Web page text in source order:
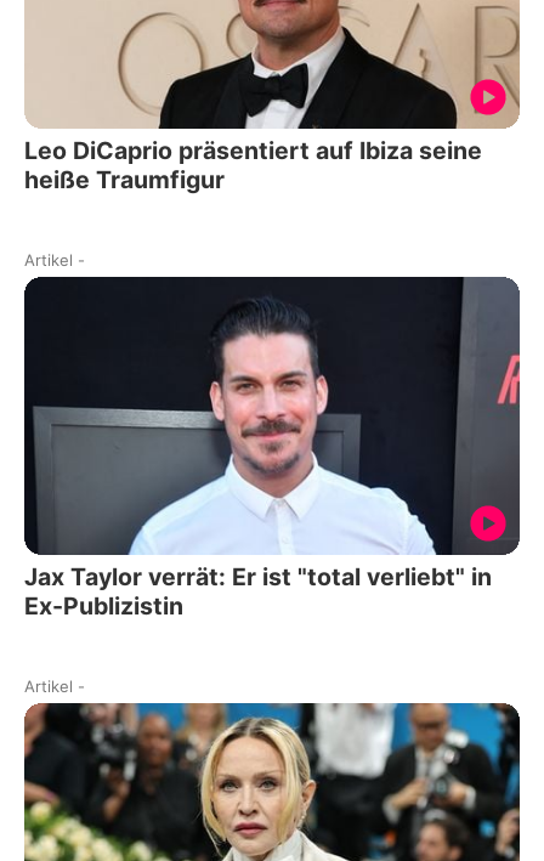
Leo DiCaprio präsentiert auf Ibiza seine
heiße Traumfigur
Artikel -
Jax Taylor verrät: Er ist "total verliebt" in
Ex-Publizistin
Artikel -